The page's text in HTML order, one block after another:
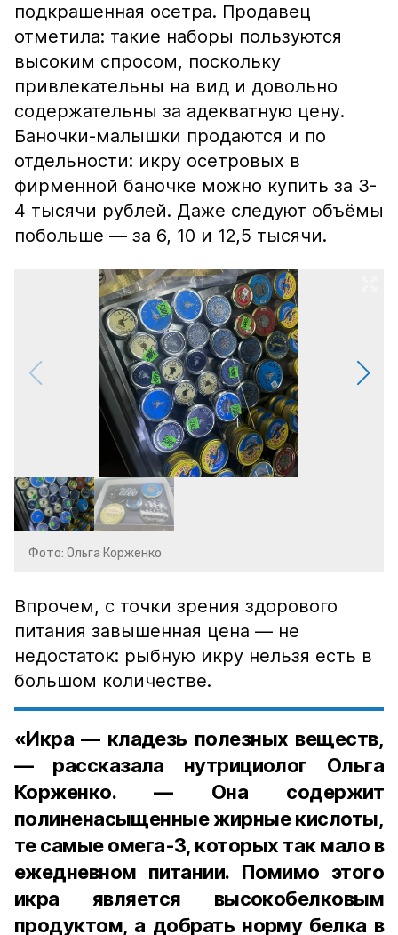
подкрашенная осетра. Продавец
отметила: такие наборы пользуются
высоким спросом, поскольку
привлекательны на вид и довольно
содержательны за адекватную цену.
Баночки-малышки продаются и по
отдельности: икру осетровых в
фирменной баночке можно купить за 3-
4 тысячи рублей. Даже следуют объёмы
побольше — за 6, 10 и 12,5 тысячи.
Фото: Ольга Корженко
Впрочем, с точки зрения здорового
питания завышенная цена — не
недостаток: рыбную икру нельзя есть в
большом количестве.
«Икра — кладезь полезных веществ,
— рассказала нутрициолог Ольга
Корженко. — Она содержит
полиненасыщенные жирные кислоты,
те самые омега-3, которых так мало в
ежедневном питании. Помимо этого
икра является высокобелковым
продуктом, а добрать норму белка в